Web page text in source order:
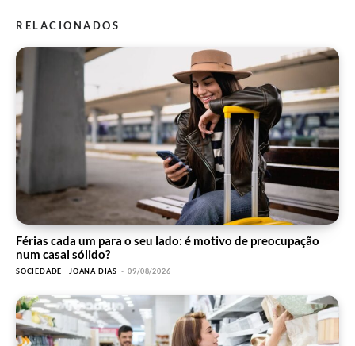
RELACIONADOS
Férias cada um para o seu lado: é motivo de preocupação
num casal sólido?
SOCIEDADE JOANA DIAS - 09/08/2026